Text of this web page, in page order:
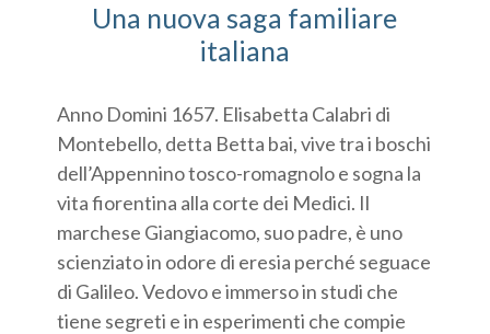
Una nuova saga familiare
italiana
Anno Domini 1657. Elisabetta Calabri di
Montebello, detta Betta bai, vive tra i boschi
dell’Appennino tosco-romagnolo e sogna la
vita fiorentina alla corte dei Medici. Il
marchese Giangiacomo, suo padre, è uno
scienziato in odore di eresia perché seguace
di Galileo. Vedovo e immerso in studi che
tiene segreti e in esperimenti che compie